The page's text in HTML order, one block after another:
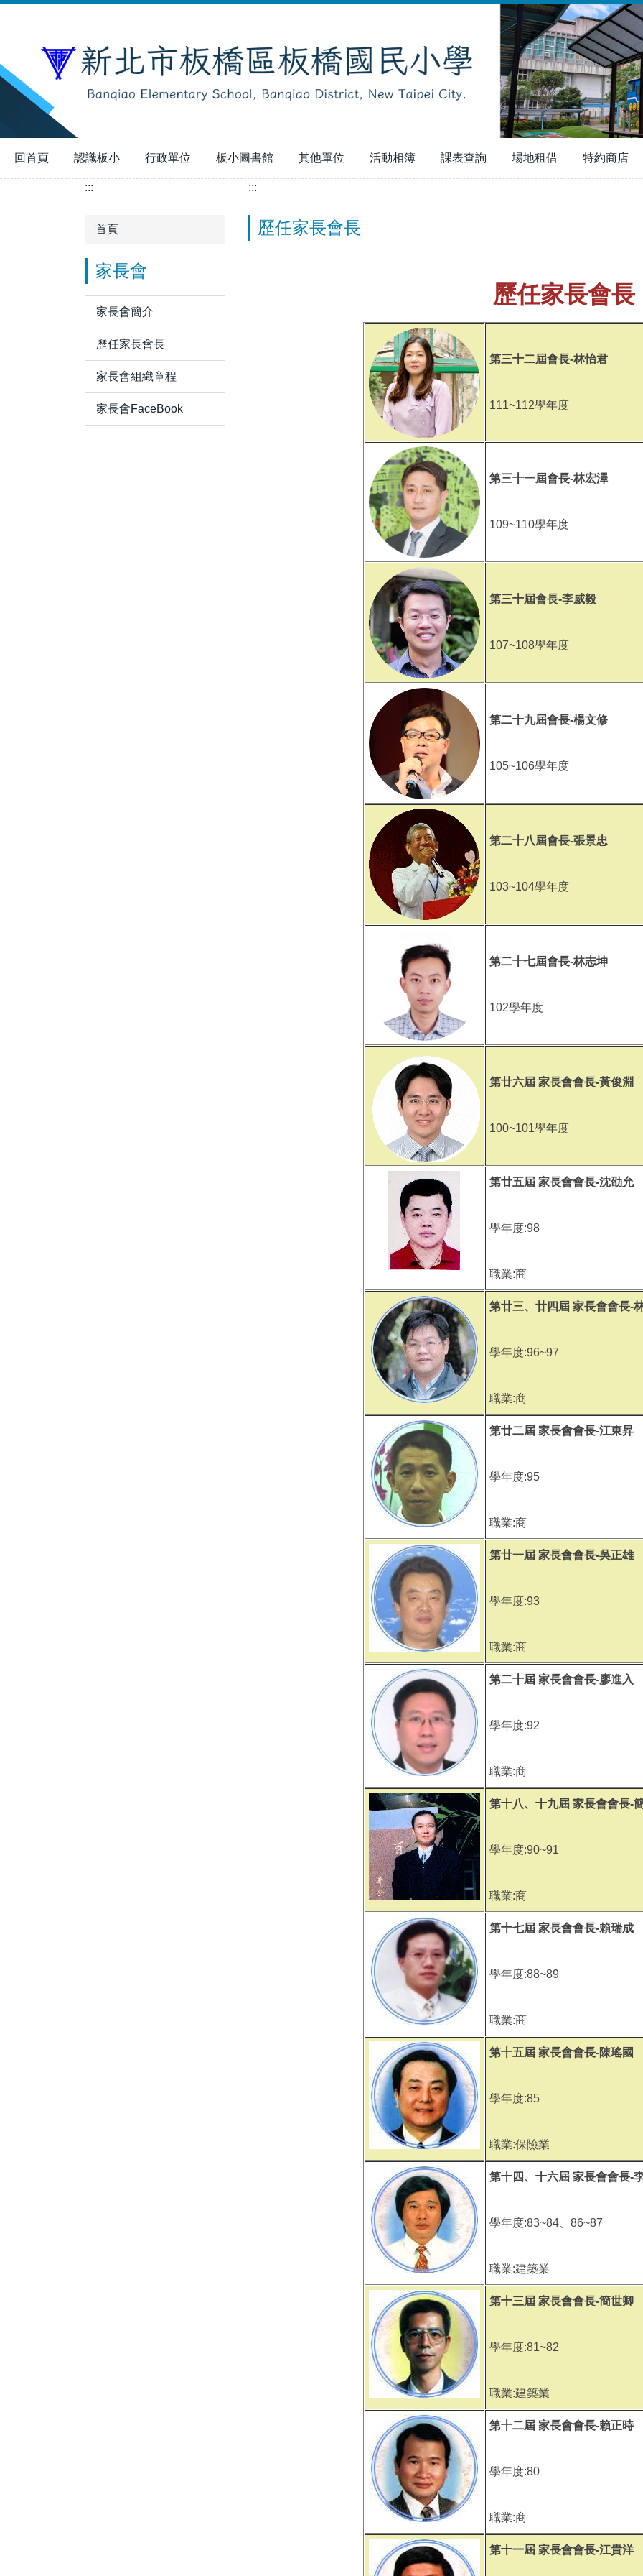
內
回首頁 認識板小 行政單位 板小圖書館 其他單位 活動相簿 課表查詢 場地租借 特約商店
:::
首頁
家長會
家長會簡介
歷任家長會長
家長會組織章程
家長會FaceBook
:::
歷任家長會長
歷任家長會長
第三十二屆會長-林怡君
111~112學年度
第三十一屆會長-林宏澤
109~110學年度
第三十屆會長-李威毅
107~108學年度
第二十九屆會長-楊文修
105~106學年度
第二十八屆會長-張景忠
103~104學年度
第二十七屆會長-林志坤
102學年度
第廿六屆 家長會會長-黃俊淵
100~101學年度
第廿五屆 家長會會長-沈劭允
學年度:98
職業:商
第廿三、廿四屆 家長會會長-
學年度:96~97
職業:商
第廿二屆 家長會會長-江東昇
學年度:95
職業:商
第廿一屆 家長會會長-吳正雄
學年度:93
職業:商
第二十屆 家長會會長-廖進入
學年度:92
職業:商
第十八、十九屆 家長會會長-
學年度:90~91
職業:商
第十七屆 家長會會長-賴瑞成
學年度:88~89
職業:商
第十五屆 家長會會長-陳瑤國
學年度:85
職業:保險業
第十四、十六屆 家長會會長-
學年度:83~84、86~87
職業:建築業
第十三屆 家長會會長-簡世卿
學年度:81~82
職業:建築業
第十二屆 家長會會長-賴正時
學年度:80
職業:商
第十一屆 家長會會長-江貴洋